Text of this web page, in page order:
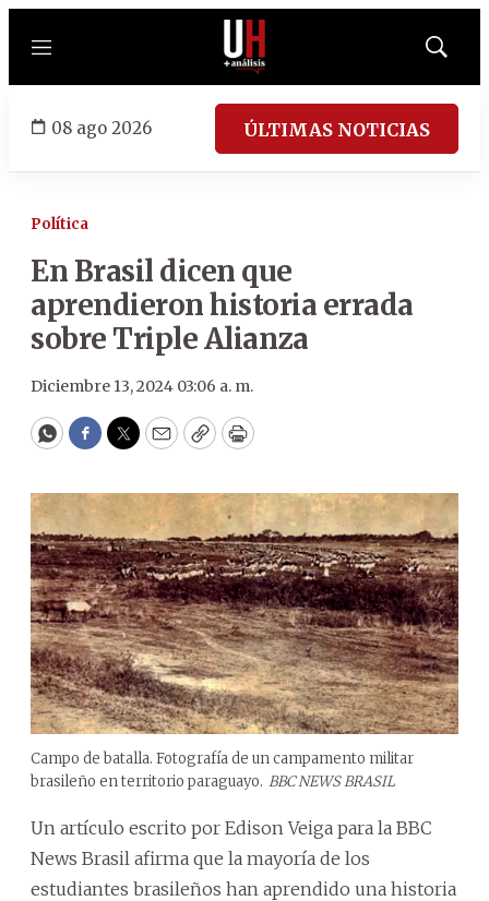
Menú
Mostrar
08 ago 2026 ÚLTIMAS NOTICIAS
Política
En Brasil dicen que
aprendieron historia errada
sobre Triple Alianza
Diciembre 13, 2024 03:06 a. m.
WhatsApp
Facebook
Twitter
EmailCopyPrint
Campo de batalla. Fotografía de un campamento militar
brasileño en territorio paraguayo. BBC NEWS BRASIL
Un artículo escrito por Edison Veiga para la BBC
News Brasil afirma que la mayoría de los
estudiantes brasileños han aprendido una historia